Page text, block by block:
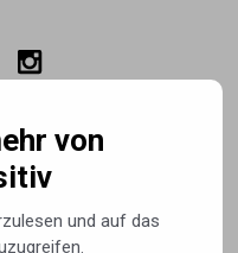
von
und auf das